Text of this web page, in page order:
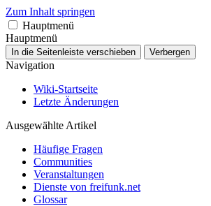
Zum Inhalt springen
Hauptmenü
Hauptmenü
In die Seitenleiste verschieben Verbergen
Navigation
Wiki-Startseite
Letzte Änderungen
Ausgewählte Artikel
Häufige Fragen
Communities
Veranstaltungen
Dienste von freifunk.net
Glossar